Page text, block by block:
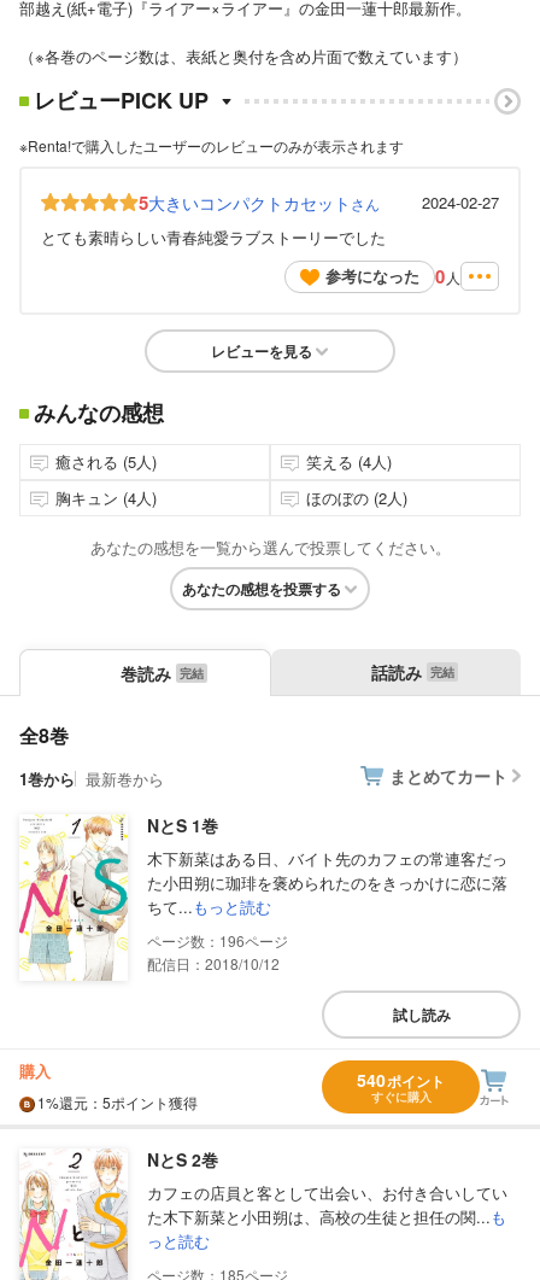
部越え(紙+電子)『ライアー×ライアー』の金田一蓮十郎最新作。
（※各巻のページ数は、表紙と奥付を含め片面で数えています）
レビューPICK UP
※Renta!で購入したユーザーのレビューのみが表示されます
5大きいコンパクトカセット さん
2024-02-27
とても素晴らしい青春純愛ラブストーリーでした
参考になった
0 人
レビューを見る
みんなの感想
癒される (5人)
笑える (4人)
胸キュン (4人)
ほのぼの (2人)
あなたの感想を一覧から選んで投票してください。
あなたの感想を投票する
巻読み 話読み
全8巻
1巻から 最新巻から まとめてカート
NとS 1巻
木下新菜はある日、バイト先のカフェの常連客だっ
た小田朔に珈琲を褒められたのをきっかけに恋に落
ちて...もっと読む
196
配信日：2018/10/12
試し読み
購入
1%還元 ：5ポイント獲得
540ポイント
すぐに購入
NとS 2巻
カフェの店員と客として出会い、お付き合いしてい
た木下新菜と小田朔は、高校の生徒と担任の関...も
っと読む
185